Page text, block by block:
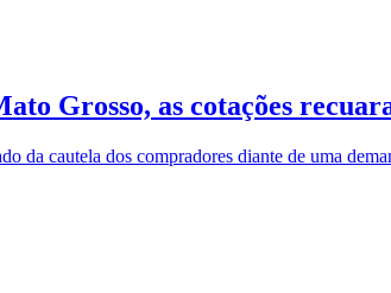
Grosso, as cotações
da cautela dos compradores diante de uma